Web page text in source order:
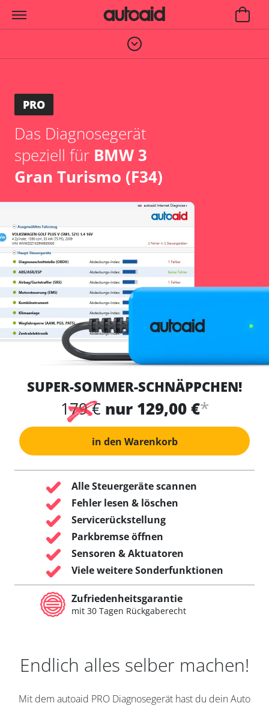
PRO
Das Diagnosegerät
speziell für BMW 3
Gran Turismo (F34)
SUPER-SOMMER-SCHNÄPPCHEN!
179 € nur 129,00 €*
in den Warenkorb
Alle Steuergeräte scannen
Fehler lesen & löschen
Servicerückstellung
Parkbremse öffnen
Sensoren & Aktuatoren
Viele weitere Sonderfunktionen
Zufriedenheitsgarantie
mit 30 Tagen Rückgaberecht
Endlich alles selber machen!
Mit dem autoaid PRO Diagnosegerät hast du dein Auto